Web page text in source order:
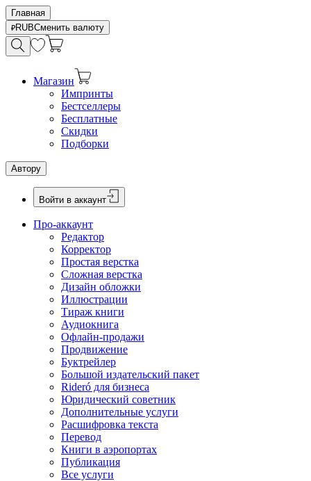
Главная
RUBСменить валюту
Магазин
Импринты
Бестселлеры
Бесплатные
Скидки
Подборки
Автору
Войти в аккаунт
Про-аккаунт
Редактор
Корректор
Простая верстка
Сложная верстка
Дизайн обложки
Иллюстрации
Тираж книги
Аудиокнига
Офлайн-продажи
Продвижение
Буктрейлер
Большой издательский пакет
Rideró для бизнеса
Юридический советник
Дополнительные услуги
Расшифровка текста
Перевод
Книги в аэропортах
Публикация
Все услуги